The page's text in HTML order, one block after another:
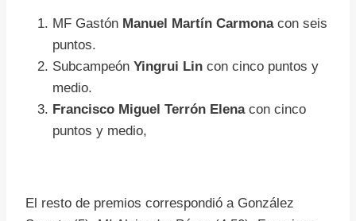
MF Gastón Manuel Martín Carmonacon seis
puntos.
Subcampeón Yingrui Lin con cinco puntos y
medio.
Francisco Miguel Terrón Elenacon cinco
puntos y medio,
El resto de premios correspondió a González